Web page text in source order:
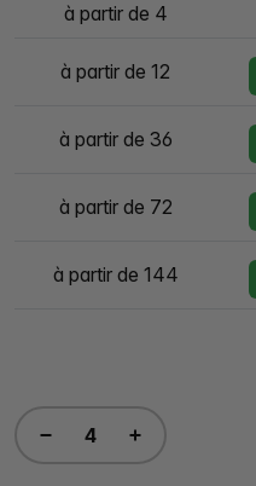
à partir de 4
à partir de 12
à partir de 36
à partir de 72
à partir de 144